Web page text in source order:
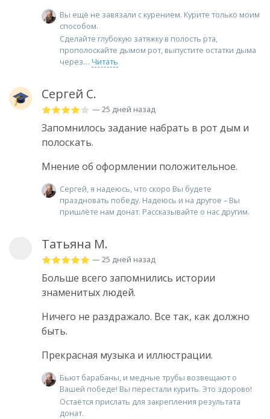
Вы ещё не завязали с курением. Курите только моим
способом.
Сделайте глубокую затяжку в полость рта,
прополоскайте дымом рот, выпустите остатки дыма
через
Читать
Сергей С.
— 25 дней назад
Запомнилось задание набрать в рот дым и
полоскать.
Мнение об оформлении положительное.
Сергей, я надеюсь, что скоро Вы будете
праздновать победу. Надеюсь и на другое – Вы
пришлёте нам донат. Рассказывайте о нас другим.
Татьяна М.
— 25 дней назад
Больше всего запомнились истории
знаменитых людей.
Ничего не раздражало. Все так, как должно
быть.
Прекрасная музыка и иллюстрации.
Бьют барабаны, и медные трубы возвещают о
Вашей победе! Вы перестали курить. Это здорово!
Остаётся прислать для закрепления результата
донат.